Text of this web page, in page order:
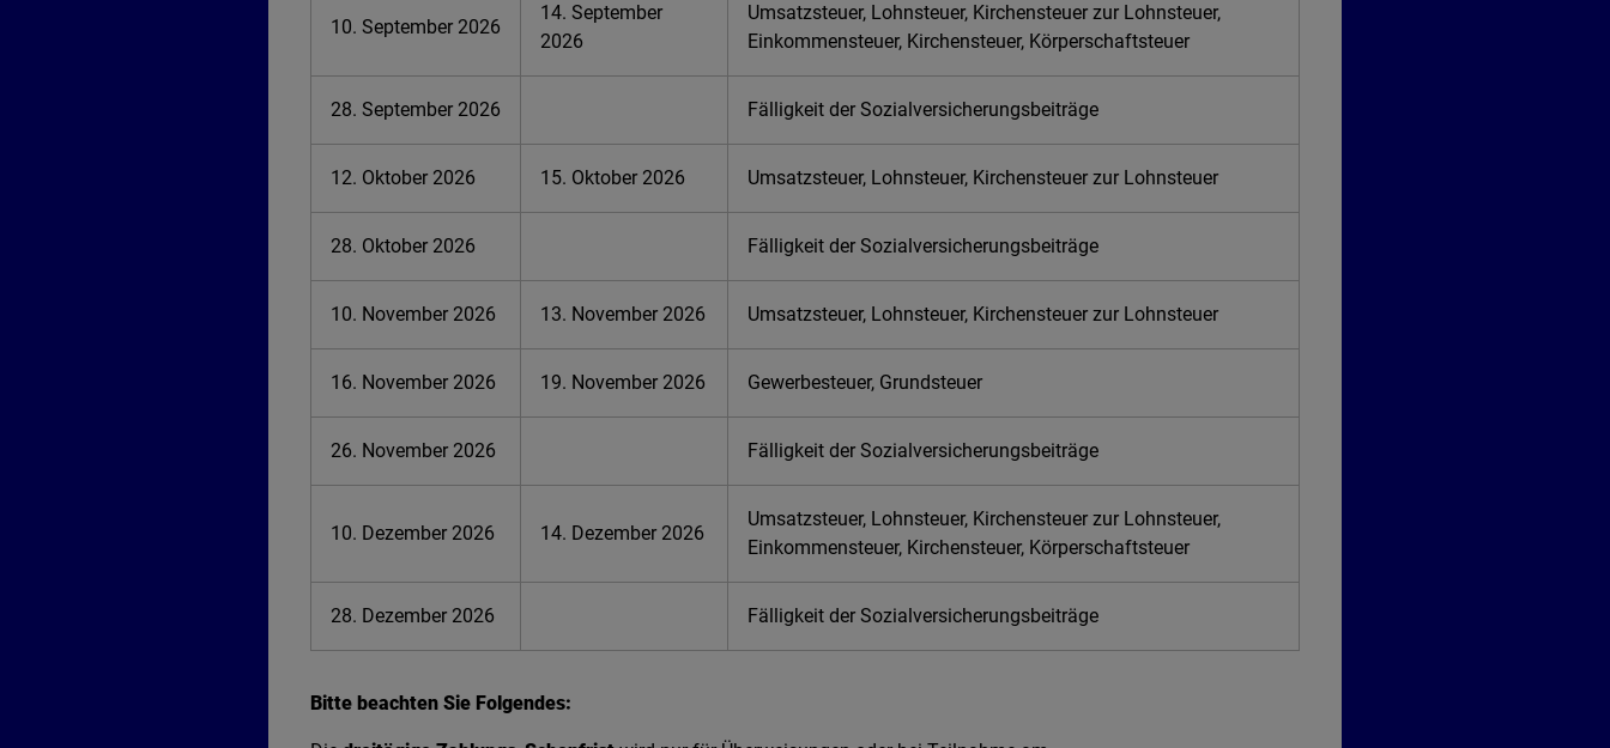
10. September 2026
14. September
2026
Umsatzsteuer, Lohnsteuer, Kirchensteuer zur Lohnsteuer,
Einkommensteuer, Kirchensteuer, Körperschaftsteuer
28. September 2026 Fälligkeit der Sozialversicherungsbeiträge
12. Oktober 2026 15. Oktober 2026 Umsatzsteuer, Lohnsteuer, Kirchensteuer zur Lohnsteuer
28. Oktober 2026 Fälligkeit der Sozialversicherungsbeiträge
10. November 2026 13. November 2026 Umsatzsteuer, Lohnsteuer, Kirchensteuer zur Lohnsteuer
16. November 2026 19. November 2026 Gewerbesteuer, Grundsteuer
26. November 2026 Fälligkeit der Sozialversicherungsbeiträge
10. Dezember 2026 14. Dezember 2026
Umsatzsteuer, Lohnsteuer, Kirchensteuer zur Lohnsteuer,
Einkommensteuer, Kirchensteuer, Körperschaftsteuer
28. Dezember 2026 Fälligkeit der Sozialversicherungsbeiträge
Bitte beachten Sie Folgendes: